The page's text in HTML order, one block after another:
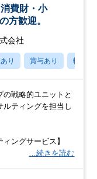
費財・小
方歓迎。
会社
り 賞与あり 転勤な
の戦略的ユニットと
ルティングを担当し
ィングサービス】
…続きを読む